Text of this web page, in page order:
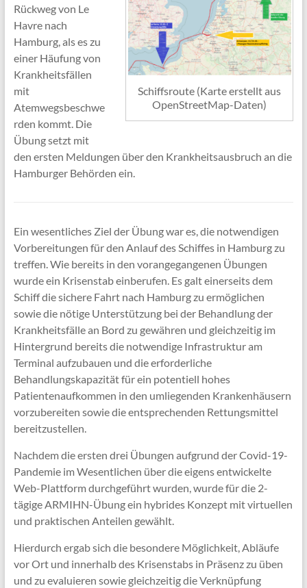
Schiffsroute (Karte erstellt aus
OpenStreetMap-Daten)
Rückweg von Le
Havre nach
Hamburg, als es zu
einer Häufung von
Krankheitsfällen
mit
Atemwegsbeschwe
rden kommt. Die
Übung setzt mit
den ersten Meldungen über den Krankheitsausbruch an die
Hamburger Behörden ein.
Ein wesentliches Ziel der Übung war es, die notwendigen
Vorbereitungen für den Anlauf des Schiffes in Hamburg zu
treffen. Wie bereits in den vorangegangenen Übungen
wurde ein Krisenstab einberufen. Es galt einerseits dem
Schiff die sichere Fahrt nach Hamburg zu ermöglichen
sowie die nötige Unterstützung bei der Behandlung der
Krankheitsfälle an Bord zu gewähren und gleichzeitig im
Hintergrund bereits die notwendige Infrastruktur am
Terminal aufzubauen und die erforderliche
Behandlungskapazität für ein potentiell hohes
Patientenaufkommen in den umliegenden Krankenhäusern
vorzubereiten sowie die entsprechenden Rettungsmittel
bereitzustellen.
Nachdem die ersten drei Übungen aufgrund der Covid-19-
Pandemie im Wesentlichen über die eigens entwickelte
Web-Plattform durchgeführt wurden, wurde für die 2-
tägige ARMIHN-Übung ein hybrides Konzept mit virtuellen
und praktischen Anteilen gewählt.
Hierdurch ergab sich die besondere Möglichkeit, Abläufe
vor Ort und innerhalb des Krisenstabs in Präsenz zu üben
und zu evaluieren sowie gleichzeitig die Verknüpfung